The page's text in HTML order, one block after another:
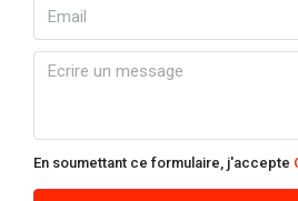
En soumettant ce formulaire, j'accepte